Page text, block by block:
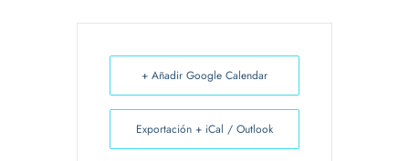
+ Añadir Google Calendar
Exportación + iCal / Outlook